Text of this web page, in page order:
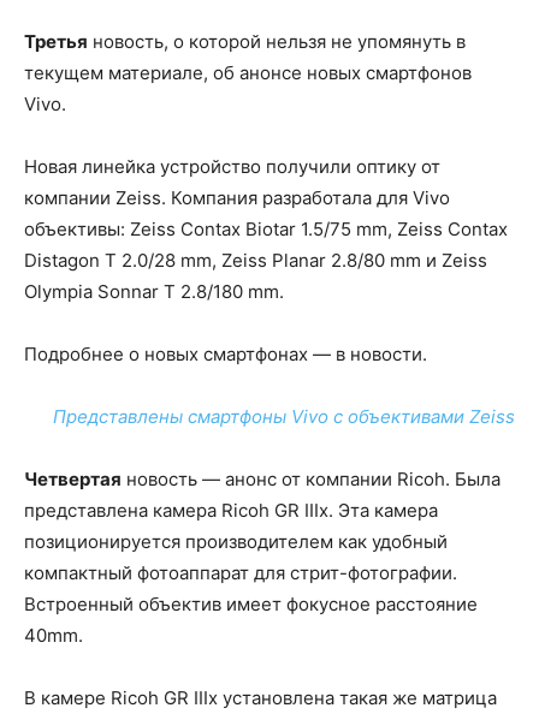
Третья новость, о которой нельзя не упомянуть в
текущем материале, об анонсе новых смартфонов
Vivo.
Новая линейка устройство получили оптику от
компании Zeiss. Компания разработала для Vivo
объективы: Zeiss Contax Biotar 1.5/75 mm, Zeiss Contax
Distagon T 2.0/28 mm, Zeiss Planar 2.8/80 mm и Zeiss
Olympia Sonnar T 2.8/180 mm.
Подробнее о новых смартфонах — в новости.
Представлены смартфоны Vivo с объективами Zeiss
Четвертая новость — анонс от компании Ricoh. Была
представлена камера Ricoh GR IIIx. Эта камера
позиционируется производителем как удобный
компактный фотоаппарат для стрит-фотографии.
Встроенный объектив имеет фокусное расстояние
40mm.
В камере Ricoh GR IIIx установлена такая же матрица